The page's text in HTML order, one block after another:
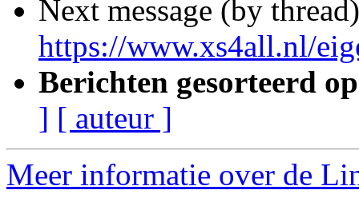
Next message (by
https://www.xs4all.nl/
Berichten gesorteerd
] [ auteur ]
Meer informatie over de